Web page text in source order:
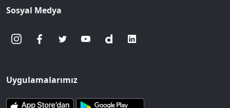
Sosyal Medya
Uygulamalarımız